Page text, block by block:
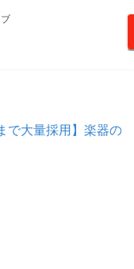
で大量採用】楽器